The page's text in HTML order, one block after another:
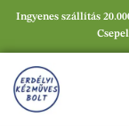
Ingyenes szállítás